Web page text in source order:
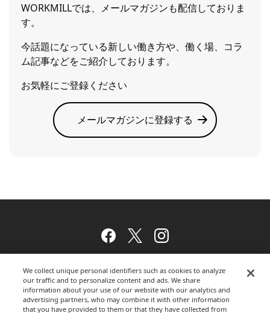
WORKMILLでは、メールマガジンも配信しておりま
す。
今話題になっている新しい働き方や、働く場、コラ
ム記事などをご紹介しております。
お気軽にご登録ください
メールマガジンに登録する
Facebook
TwitterInstagram
ウェブサイトのご利用について
We collect unique personal identifiers such as cookies to analyze
our traffic and to personalize content and ads. We share
information about your use of our website with our analytics and
advertising partners, who may combine it with other information
that you have provided to them or that they have collected from